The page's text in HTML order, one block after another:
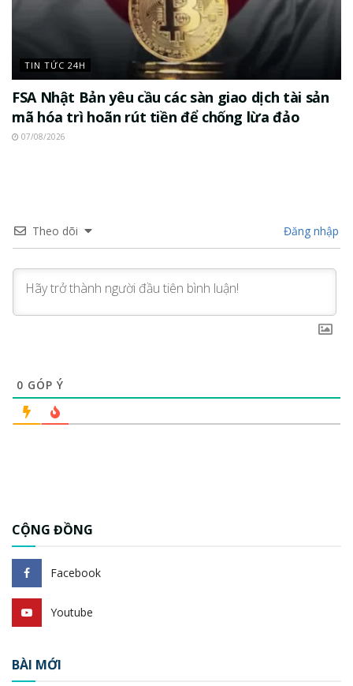
TIN TỨC 24H
FSA Nhật Bản yêu cầu các sàn giao dịch tài sản
mã hóa trì hoãn rút tiền để chống lừa đảo
07/08/2026
Theo dõi Đăng nhập
0 GÓP Ý
CỘNG ĐỒNG
Facebook
Youtube
BÀI MỚI